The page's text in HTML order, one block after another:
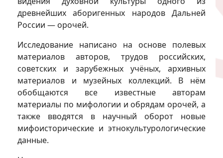
древнейших аборигенных народов Дальней
России — орочей.
Исследование написано на основе полевых
материалов авторов, трудов российских,
советских и зарубежных учёных, архивных
материалов и музейных коллекций. В нём
обобщаются все известные авторам
материалы по мифологии и обрядам орочей, а
также вводятся в научный оборот новые
мифоисторические и этнокультурологические
данные.